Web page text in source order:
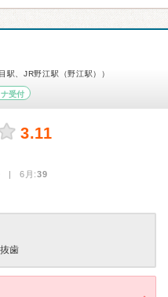
駅、JR野江駅（野江駅））
受付
3.11
| 6月:39
歯